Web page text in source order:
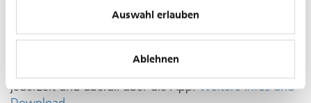
Auswahl erlauben
Ablehnen
je­der­zeit und überall über die App.Weitere Infos und